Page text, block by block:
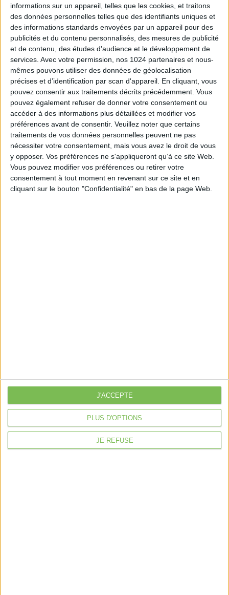
informations sur un appareil, telles que les cookies, et traitons
des données personnelles telles que des identifiants uniques et
des informations standards envoyées par un appareil pour des
publicités et du contenu personnalisés, des mesures de publicité
et de contenu, des études d'audience et le développement de
services. Avec votre permission, nos 1024 partenaires et nous-
mêmes pouvons utiliser des données de géolocalisation
précises et d’identification par scan d'appareil. En cliquant, vous
pouvez consentir aux traitements décrits précédemment. Vous
pouvez également refuser de donner votre consentement ou
accéder à des informations plus détaillées et modifier vos
préférences avant de consentir. Veuillez noter que certains
traitements de vos données personnelles peuvent ne pas
nécessiter votre consentement, mais vous avez le droit de vous
y opposer. Vos préférences ne s'appliqueront qu’à ce site Web.
Vous pouvez modifier vos préférences ou retirer votre
consentement à tout moment en revenant sur ce site et en
cliquant sur le bouton "Confidentialité" en bas de la page Web.
PLUS D'OPTIONS
JE REFUSE
J'ACCEPTE
La loi visant à améliorer et simplifier le système de
santé, parue au Journal officiel du 27 avril 2021,
permet notamment aux sages-femmes,
ergothérapeutes, orthophonistes et masseurs-
kinésithérapeutes d’établir de nouvelles
prescriptions médicales ou d’en renouveler, sans
avoir à repasser par le médecin généraliste. Il est
également prévu que les sages-femmes puissent
prescrire des arrêts de travail de plus de 15 jours.
https://www.service-
public.fr/particuliers/actualites/A14870?xtor=RSS-
Je sécurise mon activité
À la une
Violette la comptable
Déclaration Impôt sur le Revenu